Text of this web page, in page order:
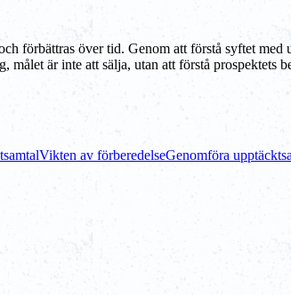
förbättras över tid. Genom att förstå syftet
målet är inte att sälja, utan att förstå
Vikten av förberedelseGenomföra